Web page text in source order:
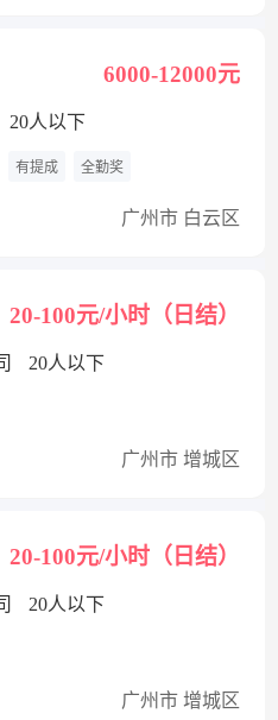
6000-12000元
20人以下
有提成 全勤奖
广州市 白云区
20-100元/小时（日结）
20人以下
广州市 增城区
20-100元/小时（日结）
20人以下
广州市 增城区